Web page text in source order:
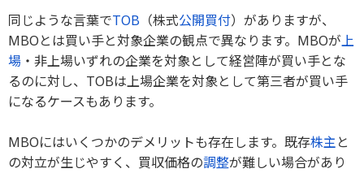
同じような言葉でTOB （株式公開買付）がありますが、
MBOとは買い手と対象企業の観点で異なります。MBOが上
場 ・非上場いずれの企業を対象として経営陣が買い手とな
るのに対し、TOBは上場企業を対象として第三者が買い手
になるケースもあります。
MBOにはいくつかのデメリットも存在します。既存株主と
の対立が生じやすく、買収価格の調整が難しい場合があり